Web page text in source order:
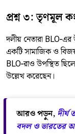
প্রশ্ন ৩: তৃণমূল
দলীয় নেতারা BLO-এর
একটি সামাজিক ও
BLO-রাও উপস্থিত
উল্লেখ করেছেন।
আরও পড়ুন,
বদল ও ভারতের